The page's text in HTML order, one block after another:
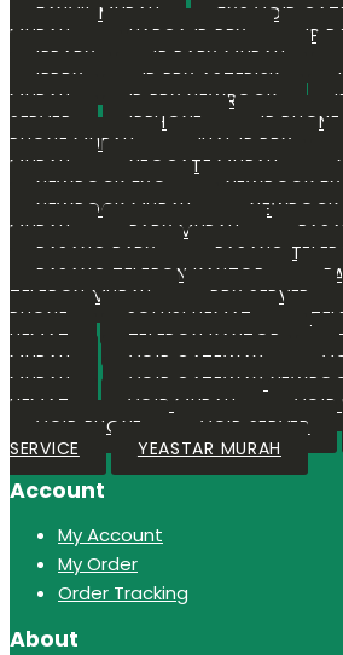
FANVIL MURAH
FXS VOIP
MURAH
HARGA IP PBX
IP
IPPABX
IP PABX MURAH
IPPBX
IP PBX ASTERISK
MURAH
IP PBX NEWROCK
SERVER
IPPHONE IP PHONE
PHONE MURAH
JUAL IP PBX
MURAH
NEOGATE MURAH
NEWROCK FXO
NEWROCK
NEWROCK MURAH
MURAH
PABX MURAH
PASANG PABX
PASANG
PASANG TELEPON KANTOR
TELEPON MURAH
PBX SERVER
PHONE
SOLUSI HEMAT
HEMAT
TELEPON KANTOR
MURAH
VOIP GATEWAY
MURAH
VOIP GATEWAY
HEMAT
VOIP MURAH
VOIP
VOIP PHONE
VOIP SERVER
SERVICE
YEASTAR MURAH
Account
My Account
My Order
Order Tracking
About